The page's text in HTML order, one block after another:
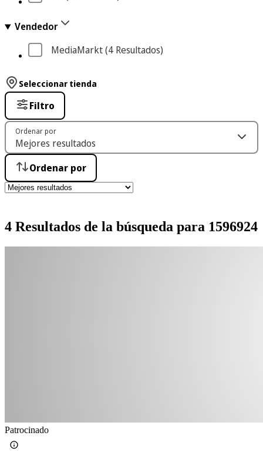
Vendedor
MediaMarkt (4 Resultados)
4 Resultados de la búsqueda para 1596924
Seleccionar tienda
Filtro
Ordenar por
Ordenar por
Patrocinado